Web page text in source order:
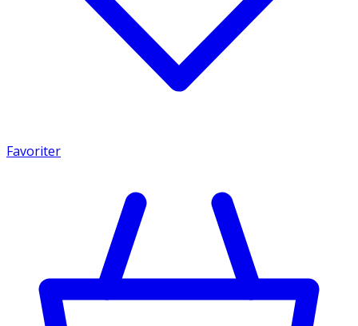
Favoriter